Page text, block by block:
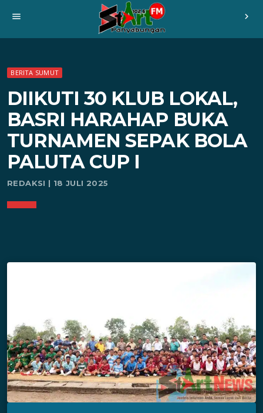
menu chevron_right
BERITA SUMUT
DIIKUTI 30 KLUB LOKAL,
BASRI HARAHAP BUKA
TURNAMEN SEPAK BOLA
PALUTA CUP I
REDAKSI | 18 JULI 2025